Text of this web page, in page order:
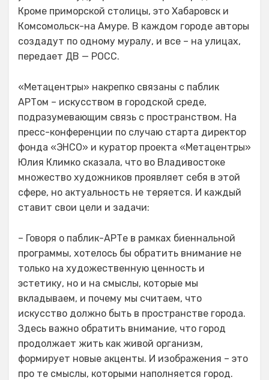
Кроме приморской столицы, это Хабаровск и
Комсомольск-на Амуре. В каждом городе авторы
создадут по одному муралу, и все – на улицах,
передает ДВ — РОСС.
«Метацентры» накрепко связаны с паблик
АРТом – искусством в городской среде,
подразумевающим связь с пространством. На
пресс-конференции по случаю старта директор
фонда «ЭНСО» и куратор проекта «Метацентры»
Юлия Климко сказала, что во Владивостоке
множество художников проявляет себя в этой
сфере, но актуальность не теряется. И каждый
ставит свои цели и задачи:
– Говоря о паблик-АРТе в рамках биеннальной
программы, хотелось бы обратить внимание не
только на художественную ценность и
эстетику, но и на смыслы, которые мы
вкладываем, и почему мы считаем, что
искусство должно быть в пространстве города.
Здесь важно обратить внимание, что город
продолжает жить как живой организм,
формирует новые акценты. И изображения – это
про те смыслы, которыми наполняется город.